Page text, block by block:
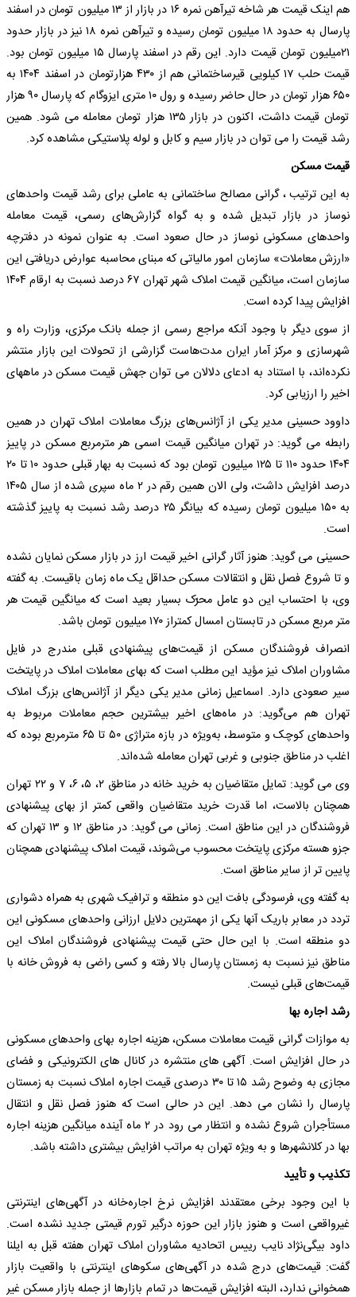
هم اینک قیمت هر شاخه تیرآهن نمره ۱۶ در بازار از ۱۳ میلیون تومان در اسفند
پارسال به حدود ۱۸ میلیون تومان رسیده و تیرآهن نمره ۱۸ نیز در بازار حدود
۲۱میلیون تومان قیمت دارد. این رقم در اسفند پارسال ۱۵ میلیون تومان بود.
قیمت حلب ۱۷ کیلویی قیرساختمانی هم از ۴۳۰ هزارتومان در اسفند ۱۴۰۴ به
۶۵۰ هزار تومان در حال حاضر رسیده و رول ۱۰ متری ایزوگام که پارسال ۹۰ هزار
تومان قیمت داشت، اکنون در بازار ۱۳۵ هزار تومان معامله می شود. همین
رشد قیمت را می توان در بازار سیم و کابل و لوله پلاستیکی مشاهده کرد.
قیمت مسکن
به این ترتیب ، گرانی مصالح ساختمانی به عاملی برای رشد قیمت واحدهای
نوساز در بازار تبدیل شده و به گواه گزارش‌های رسمی، قیمت معامله
واحدهای مسکونی نوساز در حال صعود است. به عنوان نمونه در دفترچه
«ارزش معاملات» سازمان امور مالیاتی که مبنای محاسبه عوارض دریافتی این
سازمان است، میانگین قیمت املاک شهر تهران ۶۷ درصد نسبت به ارقام ۱۴۰۴
افزایش پیدا کرده است.
از سوی دیگر با وجود آنکه مراجع رسمی از جمله بانک مرکزی، وزارت راه و
شهرسازی و مرکز آمار ایران مدت‌هاست گزارشی از تحولات این بازار منتشر
نکرده‌اند، با استناد به ادعای دلالان می توان جهش قیمت مسکن در ماههای
اخیر را ارزیابی کرد.
داوود حسینی مدیر یکی از آژانس‌های بزرگ معاملات املاک تهران در همین
رابطه می گوید: در تهران میانگین قیمت اسمی هر مترمربع مسکن در پاییز
۱۴۰۴ حدود ۱۱۰ تا ۱۲۵ میلیون تومان بود که نسبت به بهار قبلی حدود ۱۰ تا ۲۰
درصد افزایش داشت، ولی الان همین رقم در ۲ ماه سپری شده از سال ۱۴۰۵
به ۱۵۰ میلیون تومان رسیده که بیانگر ۲۵ درصد رشد نسبت به پاییز گذشته
است.
حسینی می گوید: هنوز آثار گرانی اخیر قیمت ارز در بازار مسکن نمایان نشده
و تا شروع فصل نقل و انتقالات مسکن حداقل یک ماه زمان باقیست. به گفته
وی، با احتساب این دو عامل محرّک بسیار بعید است که میانگین قیمت هر
متر مربع مسکن در تابستان امسال کمتراز ۱۷۰ میلیون تومان باشد.
انصراف فروشندگان مسکن از قیمت‌های پیشنهادی قبلی مندرج در فایل
مشاوران املاک نیز مؤید این مطلب است که بهای معاملات املاک در پایتخت
سیر صعودی دارد. اسماعیل زمانی مدیر یکی دیگر از آژانس‌های بزرگ املاک
تهران هم می‌گوید: در ماه‌های اخیر بیشترین حجم معاملات مربوط به
واحدهای کوچک و متوسط، به‌ویژه در بازه متراژی ۵۰ تا ۶۵ مترمربع بوده که
اغلب در مناطق جنوبی و غربی تهران معامله شده‌اند.
وی می گوید: تمایل متقاضیان به خرید خانه در مناطق ۲، ۵، ۶، ۷ و ۲۲ تهران
همچنان بالاست، اما قدرت خرید متقاضیان واقعی کمتر از بهای پیشنهادی
فروشندگان در این مناطق است. زمانی می گوید: در مناطق ۱۲ و ۱۳ تهران که
جزو هسته مرکزی پایتخت محسوب می‌شوند، قیمت املاک پیشنهادی همچنان
پایین تر از سایر مناطق است.
به گفته وی، فرسودگی بافت این دو منطقه و ترافیک شهری به همراه دشواری
تردد در معابر باریک آنها یکی از مهمترین دلایل ارزانی واحدهای مسکونی این
دو منطقه است. با این حال حتی قیمت پیشنهادی فروشندگان املاک این
مناطق نیز نسبت به زمستان پارسال بالا رفته و کسی راضی به فروش خانه با
قیمت‌های قبلی نیست.
رشد اجاره بها
به موازات گرانی قیمت معاملات مسکن، هزینه اجاره بهای واحدهای مسکونی
در حال افزایش است. آگهی های منتشره در کانال های الکترونیکی و فضای
مجازی به وضوح رشد ۱۵ تا ۳۰ درصدی قیمت اجاره املاک نسبت به زمستان
پارسال را نشان می دهد. این در حالی است که هنوز فصل نقل و انتقال
مستأجران شروع نشده و انتظار می رود در ۲ ماه آینده میانگین هزینه اجاره
بها در کلانشهرها و به ویژه تهران به مراتب افزایش بیشتری داشته باشد.
تکذیب و تأیید
با این وجود برخی معتقدند افزایش نرخ اجاره‌خانه در آگهی‌های اینترنتی
غیرواقعی است و هنوز بازار این حوزه درگیر تورم قیمتی جدید نشده است.
داود بیگی‌نژاد نایب رییس اتحادیه مشاوران املاک تهران هفته قبل به ایلنا
گفت: قیمت‌های درج شده در آگهی‌های سکوهای اینترنتی با واقعیت بازار
همخوانی ندارد، البته افزایش قیمت‌ها در تمام بازارها از جمله بازار مسکن غیر